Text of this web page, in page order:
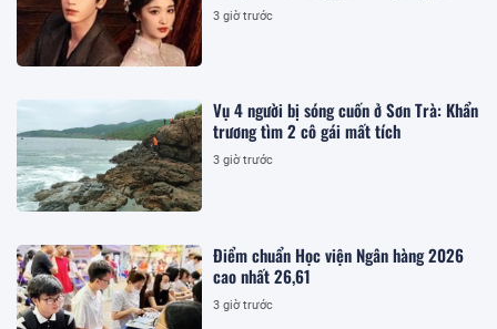
3 giờ trước
Vụ 4 người bị sóng cuốn ở Sơn Trà: Khẩn
trương tìm 2 cô gái mất tích
3 giờ trước
Điểm chuẩn Học viện Ngân hàng 2026
cao nhất 26,61
3 giờ trước